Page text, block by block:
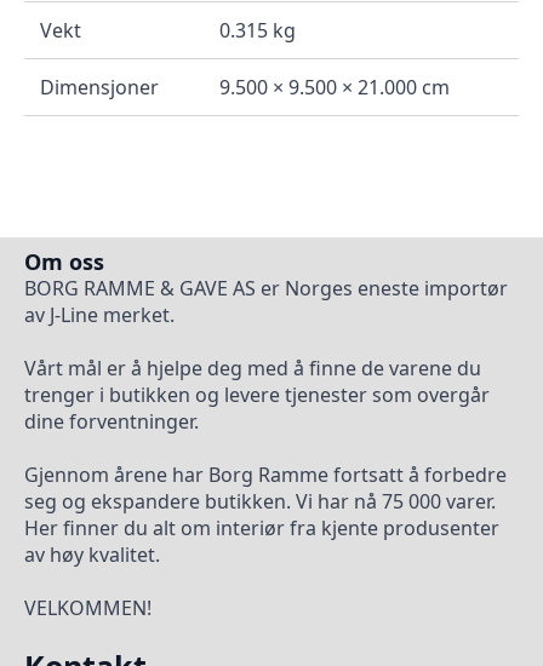
Vekt 0.315 kg
Dimensjoner 9.500 × 9.500 × 21.000 cm
Om oss
BORG RAMME & GAVE AS er Norges eneste importør
av J-Line merket.
Vårt mål er å hjelpe deg med å finne de varene du
trenger i butikken og levere tjenester som overgår
dine forventninger.
Gjennom årene har Borg Ramme fortsatt å forbedre
seg og ekspandere butikken. Vi har nå 75 000 varer.
Her finner du alt om interiør fra kjente produsenter
av høy kvalitet.
VELKOMMEN!